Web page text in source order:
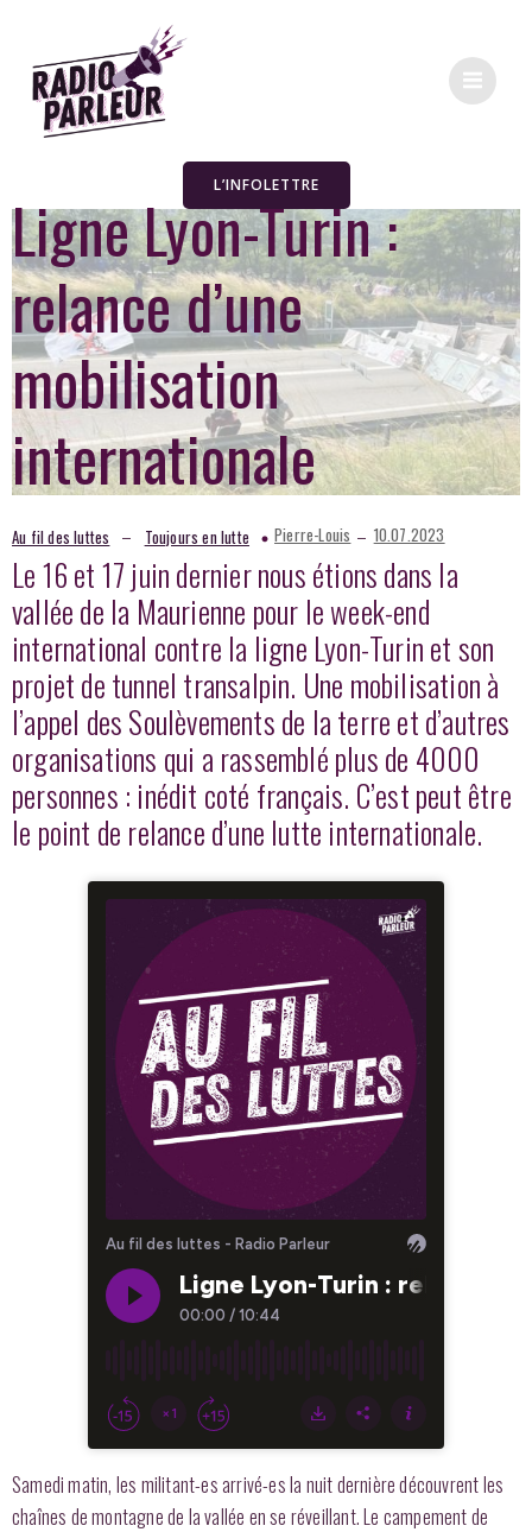
L’INFOLETTRE
Ligne Lyon-Turin :
relance d’une
mobilisation
internationale
Au fil des luttes – Toujours en lutte Pierre-Louis – 10.07.2023
Le 16 et 17 juin dernier nous étions dans la
vallée de la Maurienne pour le week-end
international contre la ligne Lyon-Turin et son
projet de tunnel transalpin. Une mobilisation à
l’appel des Soulèvements de la terre et d’autres
organisations qui a rassemblé plus de 4000
personnes : inédit coté français. C’est peut être
le point de relance d’une lutte internationale.
Samedi matin, les militant-es arrivé-es la nuit dernière découvrent les
chaînes de montagne de la vallée en se réveillant. Le campement de